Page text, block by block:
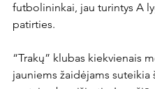
futbolininkai, jau turintys A
patirties.
“Trakų” klubas kiekvienais
jauniems žaidėjams suteikia